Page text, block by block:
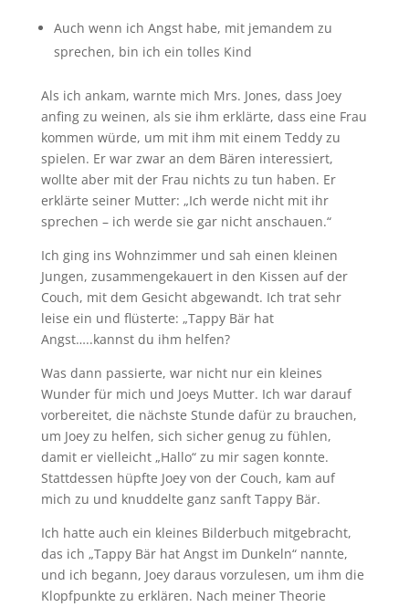
Auch wenn ich Angst habe, mit jemandem zu
sprechen, bin ich ein tolles Kind
Als ich ankam, warnte mich Mrs. Jones, dass Joey
anfing zu weinen, als sie ihm erklärte, dass eine Frau
kommen würde, um mit ihm mit einem Teddy zu
spielen. Er war zwar an dem Bären interessiert,
wollte aber mit der Frau nichts zu tun haben. Er
erklärte seiner Mutter: „Ich werde nicht mit ihr
sprechen – ich werde sie gar nicht anschauen.“
Ich ging ins Wohnzimmer und sah einen kleinen
Jungen, zusammengekauert in den Kissen auf der
Couch, mit dem Gesicht abgewandt. Ich trat sehr
leise ein und flüsterte: „Tappy Bär hat
Angst…..kannst du ihm helfen?
Was dann passierte, war nicht nur ein kleines
Wunder für mich und Joeys Mutter. Ich war darauf
vorbereitet, die nächste Stunde dafür zu brauchen,
um Joey zu helfen, sich sicher genug zu fühlen,
damit er vielleicht „Hallo“ zu mir sagen konnte.
Stattdessen hüpfte Joey von der Couch, kam auf
mich zu und knuddelte ganz sanft Tappy Bär.
Ich hatte auch ein kleines Bilderbuch mitgebracht,
das ich „Tappy Bär hat Angst im Dunkeln“ nannte,
und ich begann, Joey daraus vorzulesen, um ihm die
Klopfpunkte zu erklären. Nach meiner Theorie